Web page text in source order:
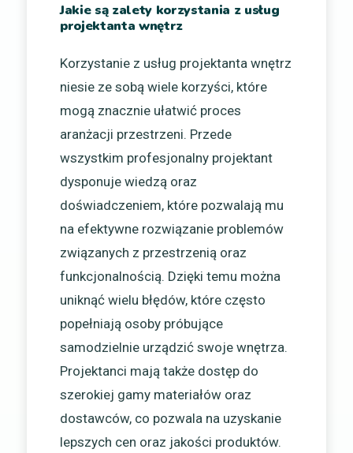
Jakie są zalety korzystania z usług
projektanta wnętrz
Korzystanie z usług projektanta wnętrz
niesie ze sobą wiele korzyści, które
mogą znacznie ułatwić proces
aranżacji przestrzeni. Przede
wszystkim profesjonalny projektant
dysponuje wiedzą oraz
doświadczeniem, które pozwalają mu
na efektywne rozwiązanie problemów
związanych z przestrzenią oraz
funkcjonalnością. Dzięki temu można
uniknąć wielu błędów, które często
popełniają osoby próbujące
samodzielnie urządzić swoje wnętrza.
Projektanci mają także dostęp do
szerokiej gamy materiałów oraz
dostawców, co pozwala na uzyskanie
lepszych cen oraz jakości produktów.